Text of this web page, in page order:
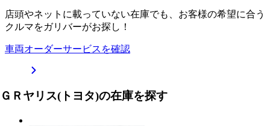
店頭やネットに載っていない在庫でも、お客様の希望に合う
クルマをガリバーがお探し！
車両オーダーサービスを確認
ＧＲヤリス(トヨタ)の在庫を探す